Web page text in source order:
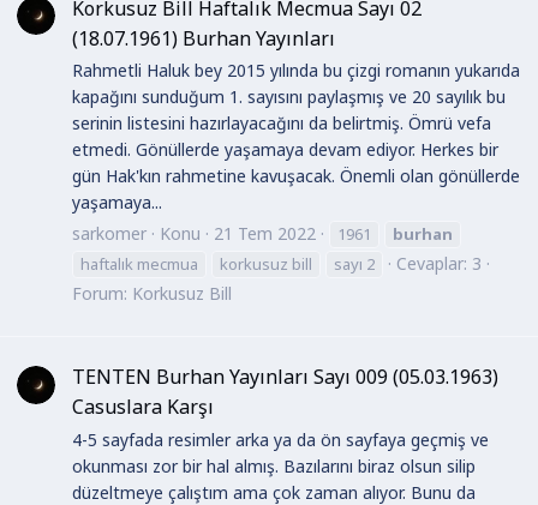
Korkusuz Bill Haftalık Mecmua Sayı 02
(18.07.1961) Burhan Yayınları
Rahmetli Haluk bey 2015 yılında bu çizgi romanın yukarıda
kapağını sunduğum 1. sayısını paylaşmış ve 20 sayılık bu
serinin listesini hazırlayacağını da belirtmiş. Ömrü vefa
etmedi. Gönüllerde yaşamaya devam ediyor. Herkes bir
gün Hak'kın rahmetine kavuşacak. Önemli olan gönüllerde
yaşamaya...
sarkomer
Konu 21 Tem 2022 1961
burhan
haftalık mecmua
korkusuz bill sayı 2
Cevaplar: 3
Forum: Korkusuz Bill
TENTEN Burhan Yayınları Sayı 009 (05.03.1963)
Casuslara Karşı
4-5 sayfada resimler arka ya da ön sayfaya geçmiş ve
okunması zor bir hal almış. Bazılarını biraz olsun silip
düzeltmeye çalıştım ama çok zaman alıyor. Bunu da